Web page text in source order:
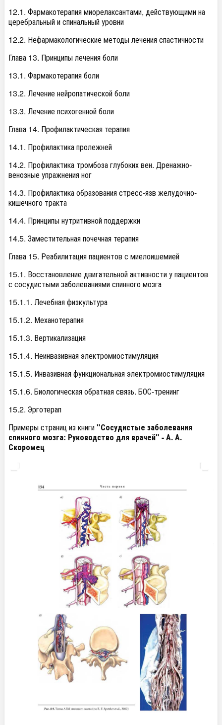
12.1. Фармакотерапия миорелаксантами, действующими на
церебральный и спинальный уровни
12.2. Нефармакологические методы лечения спастичности
Глава 13. Принципы лечения боли
13.1. Фармакотерапия боли
13.2. Лечение нейропатической боли
13.3. Лечение психогенной боли
Глава 14. Профилактическая терапия
14.1. Профилактика пролежней
14.2. Профилактика тромбоза глубоких вен. Дренажно-
венозные упражнения ног
14.3. Профилактика образования стресс-язв желудочно-
кишечного тракта
14.4. Принципы нутритивной поддержки
14.5. Заместительная почечная терапия
Глава 15. Реабилитация пациентов с миелоишемией
15.1. Восстановление двигательной активности у пациентов
с сосудистыми заболеваниями спинного мозга
15.1.1. Лечебная физкультура
15.1.2. Механотерапия
15.1.3. Вертикализация
15.1.4. Неинвазивная электромиостимуляция
15.1.5. Инвазивная функциональная электромиостимуляция
15.1.6. Биологическая обратная связь. БОС-тренинг
15.2. Эрготерап
Примеры страниц из книги"Сосудистые заболевания
спинного мозга: Руководство для врачей" - А. А.
Скоромец